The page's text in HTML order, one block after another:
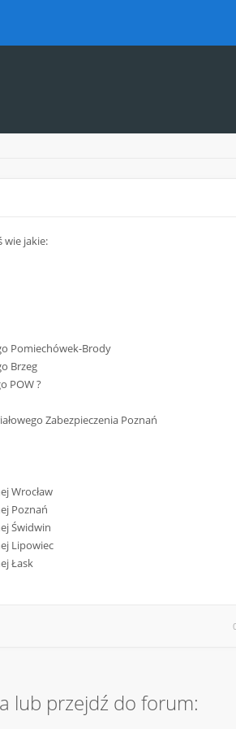
wie jakie:
Pomiechówek-Brody
Brzeg
POW ?
Zabezpieczenia Poznań
Wrocław
Poznań
Świdwin
Lipowiec
Łask
lub przejdź do forum: